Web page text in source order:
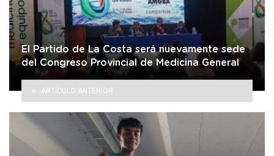
El Partido de La Costa será nuevamente sede
del Congreso Provincial de Medicina General
ARTÍCULO ANTERIOR